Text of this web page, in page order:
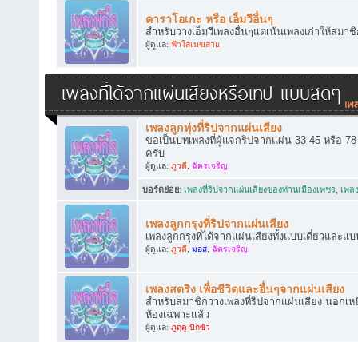
คาราโอเกะ หรือ เอ็มวีอื่นๆ
สำหรับวางเอ็มวีเพลงอื่นๆแต่เน้นเพลงเก่าให้สม
ผู้ดูแล: ฟ้าใสเมฆสวย
เพลงที่ได้จากแผ่นเสียงหรือเทป แบบสดๆ
เพลงลูกทุ่งที่ริปจากแผ่นเสียง
ขอเป็นบทเพลงที่ผู้แจกริปจากแผ่น 33 45 หรือ 78
ครับ
ผู้ดูแล: ภูวดี, ฉัตรเจริญ
บอร์ดย่อย: เพลงที่ริปจากแผ่นเสียงของท่านเมืองเพชร เพล
เพลงลูกกรุงที่ริปจากแผ่นเสียง
เพลงลูกกรุงที่ได้จากแผ่นเสียงทั้งแบบเดี่ยวและแ
ผู้ดูแล: ภูวดี, มอส, ฉัตรเจริญ
เพลงสตริง เพื่อชีวิตและอื่นๆจากแผ่นเสียง
สำหรับสมาชิกวางเพลงที่ริปจากแผ่นเสียง นอกเ
ห้องเฉพาะแล้ว
ผู้ดูแล: ภูฤดู ปักซัว